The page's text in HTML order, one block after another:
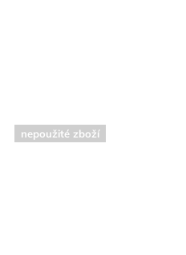
nepoužité zboží